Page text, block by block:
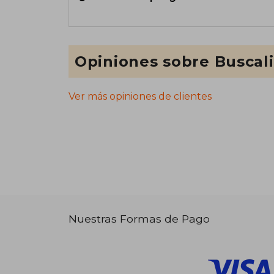
Opiniones sobre
Ver más opiniones de clientes
Nuestras Formas de Pago